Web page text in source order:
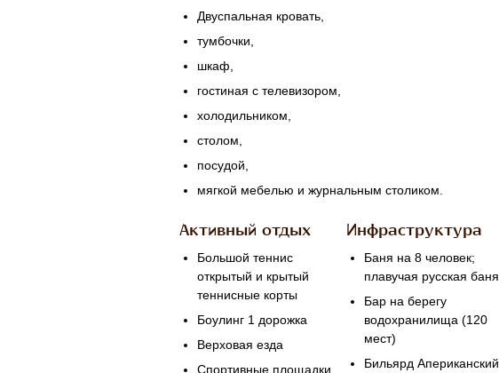
Двуспальная кровать,
тумбочки,
шкаф,
гостиная с телевизором,
холодильником,
столом,
посудой,
мягкой мебелью и журнальным столиком.
Активный отдых
Большой теннис
открытый и крытый
теннисные корты
Боулинг 1 дорожка
Верховая езда
Спортивные площадки
Инфраструктура
Баня на 8 человек;
плавучая русская баня
Бар на берегу
водохранилища (120
мест)
Бильярд Апериканский